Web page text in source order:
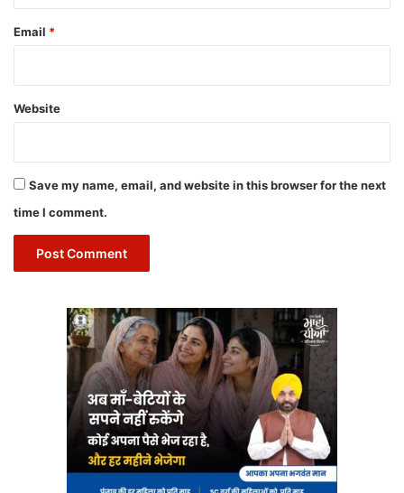
Email *
Website
Save my name, email, and website in this browser for the next
time I comment.